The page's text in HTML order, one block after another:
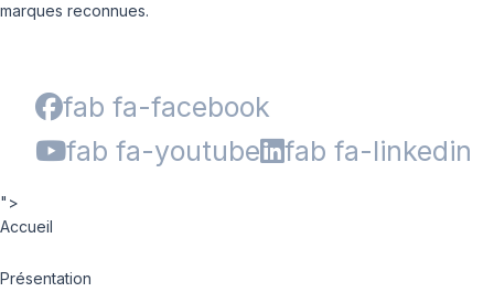
marques reconnues.
fab fa-facebook
fab fa-youtube
fab fa-linkedin
">
Accueil
Présentation